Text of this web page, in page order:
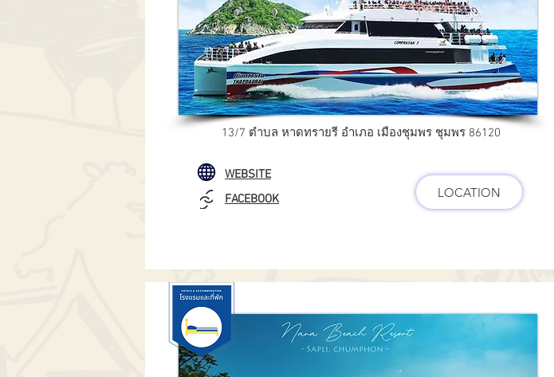
13/7 ตำบล หาดทรายรี อำเภอ เมืองชุมพร ชุมพร 86120
WEBSITE
FACEBOOK
LOCATION